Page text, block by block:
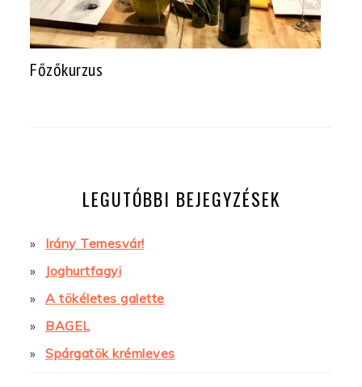
Főzőkurzus
LEGUTÓBBI BEJEGYZÉSEK
Irány Temesvár!
Joghurtfagyi
A tökéletes galette
BAGEL
Spárgatök krémleves